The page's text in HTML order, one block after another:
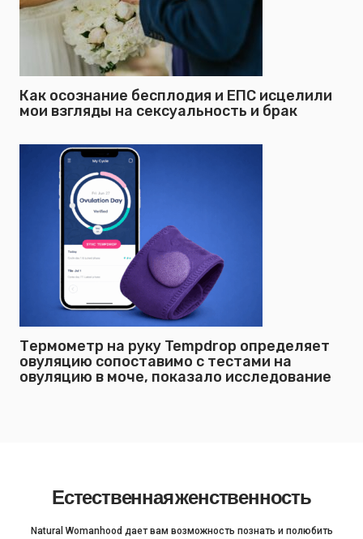
Как осознание бесплодия и ЕПС исцелили
мои взгляды на сексуальность и брак
Термометр на руку Tempdrop определяет
овуляцию сопоставимо с тестами на
овуляцию в моче, показало исследование
Естественная женственность
Natural Womanhood дает вам возможность познать и полюбить